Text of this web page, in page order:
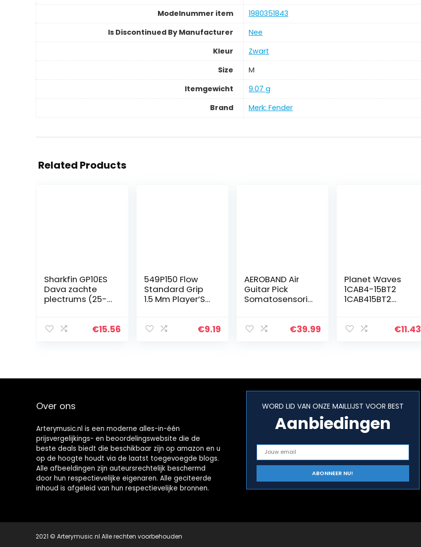
Modelnummer item
‎1980351843
Is Discontinued By Manufacturer
‎Nee
Kleur
‎Zwart
Size
‎M
Itemgewicht
‎9.07 g
Brand
Merk: Fender
Related Products
Sharkfin GP10ES
Dava zachte
plectrums (25-
€15.56
549P150 Flow
Standard Grip
1.5 Mm Player’S
€9.19
AEROBAND Air
Guitar Pick
Somatosensoris
nt imiteert de
€39.99
Planet Waves
1CAB4-15BT2
1CAB415BT2
Pick Tins Stripes
€11.43
Over ons
Arterymusic.nl is een moderne alles-in-één
prijsvergelijkings- en beoordelingswebsite die de
beste deals biedt die beschikbaar zijn op amazon en u
op de hoogte houdt via de laatst toegevoegde blogs.
Alle afbeeldingen zijn auteursrechtelijk beschermd
door hun respectievelijke eigenaren. Alle geciteerde
inhoud is afgeleid van hun respectievelijke bronnen.
WORD LID VAN ONZE MAILLIJST VOOR BEST
Aanbiedingen
2021 © Arterymusic.nl Alle rechten voorbehouden